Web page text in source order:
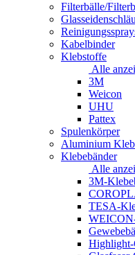
Filterbälle/
Kabelbinder
Klebstoffe
Alle
3M
Weicon
UHU
Pattex
Spulenkörper
Aluminium
Klebebänder
Alle
3M-
TESA-
Highlight-